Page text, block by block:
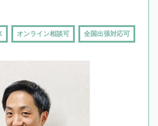
オンライン相談可 全国出張対応可